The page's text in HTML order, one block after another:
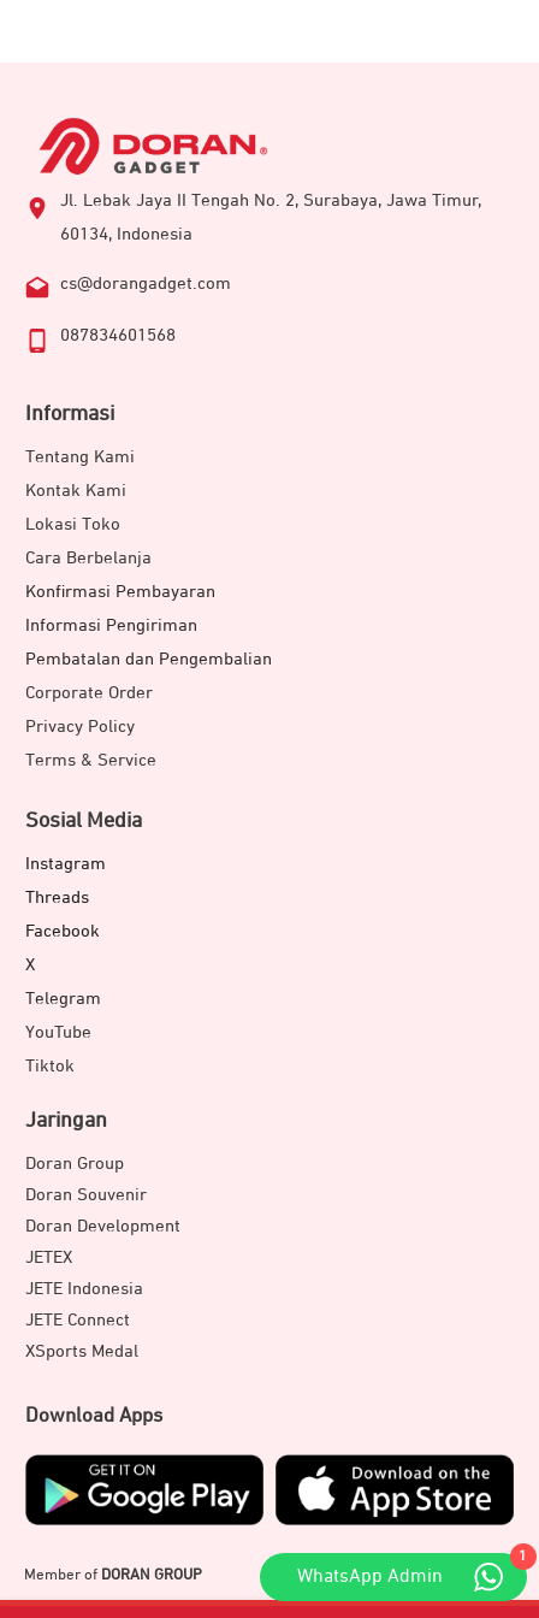
Jl. Lebak Jaya II Tengah No. 2, Surabaya, Jawa Timur,
60134, Indonesia
cs@dorangadget.com
087834601568
Informasi
Tentang Kami
Kontak Kami
Lokasi Toko
Cara Berbelanja
Konfirmasi Pembayaran
Informasi Pengiriman
Pembatalan dan Pengembalian
Corporate Order
Privacy Policy
Terms & Service
Sosial Media
Instagram
Threads
Facebook
X
Telegram
YouTube
Tiktok
Jaringan
Doran Group
Doran Souvenir
Doran Development
JETEX
JETE Indonesia
JETE Connect
XSports Medal
Download Apps
Member of DORAN GROUP
1
WhatsApp Admin